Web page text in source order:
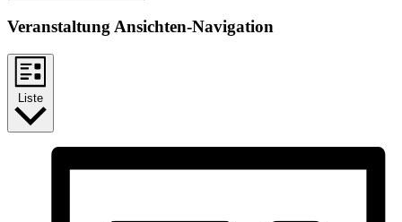
Veranstaltung Ansichten-Navigation
Liste